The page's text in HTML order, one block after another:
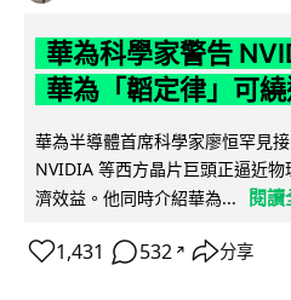
華為科學家警告
華為「韜定律」可
華為半導體首席科學家廖恒罕見
NVIDIA 等西方晶片巨頭正逼近
濟效益。他同時介紹華為...
閱讀
1,431 532 ↗ 分享